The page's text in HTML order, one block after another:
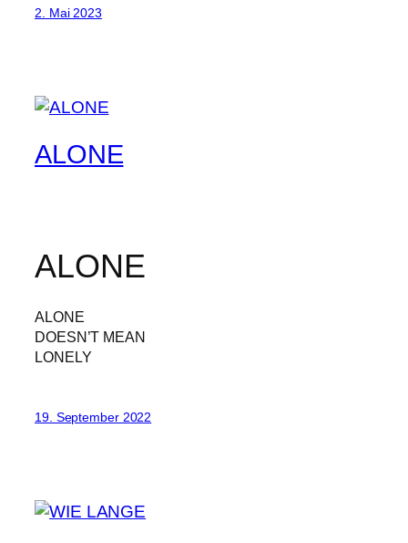
2. Mai 2023
ALONE
ALONE
ALONE
DOESN’T MEAN
LONELY
19. September 2022